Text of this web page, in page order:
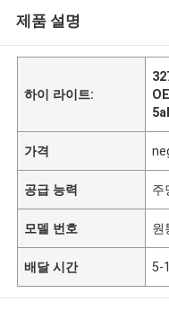
제품 설명
하이 라이트:
가격
공급 능력 주
모델 번호 원
배달 시간 5-